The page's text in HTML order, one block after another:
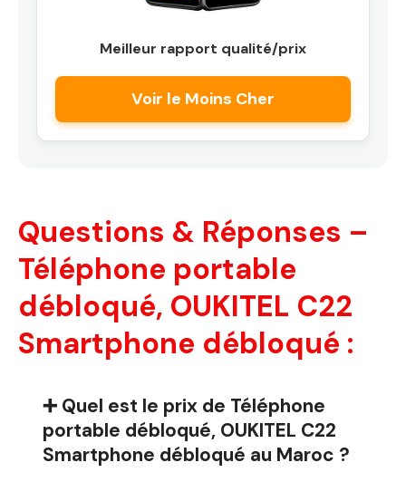
Meilleur rapport qualité/prix
Voir le Moins Cher
Questions & Réponses –
Téléphone portable
débloqué, OUKITEL C22
Smartphone débloqué :
➕ Quel est le prix de Téléphone
portable débloqué, OUKITEL C22
Smartphone débloqué au Maroc ?